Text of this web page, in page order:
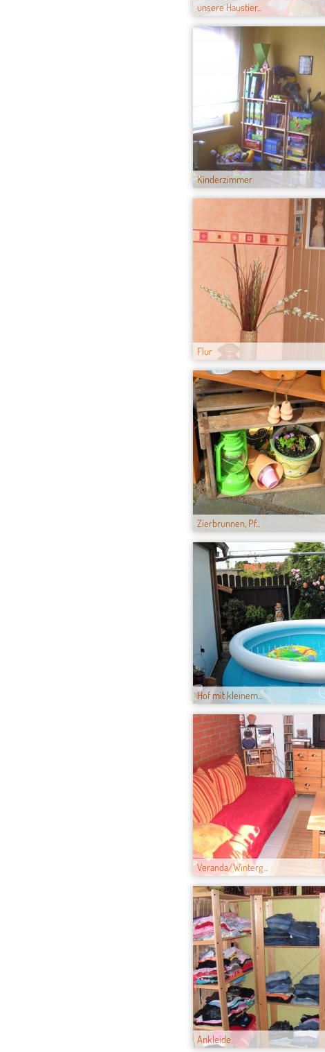
unsere Haustier...
Kinderzimmer
Flur
Zierbrunnen, Pf...
Hof mit kleinem...
Veranda/Winterg...
Ankleide